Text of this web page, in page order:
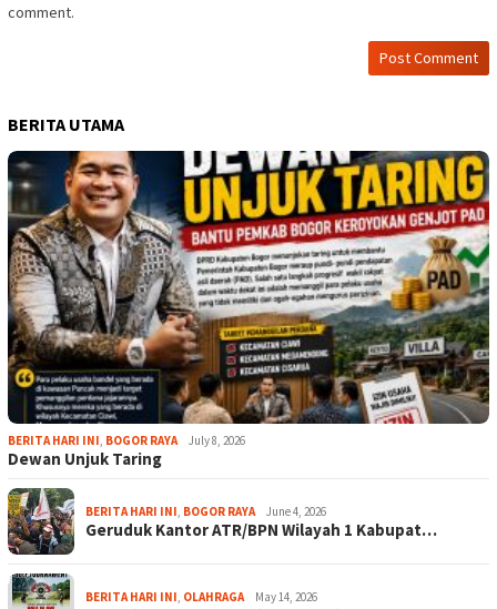
comment.
BERITA UTAMA
BERITA HARI INI BOGOR RAYA July 8, 2026
Dewan Unjuk Taring
BERITA HARI INI BOGOR RAYA June 4, 2026
Geruduk Kantor ATR/BPN Wilayah 1 Kabupat…
BERITA HARI INI OLAHRAGA May 14, 2026